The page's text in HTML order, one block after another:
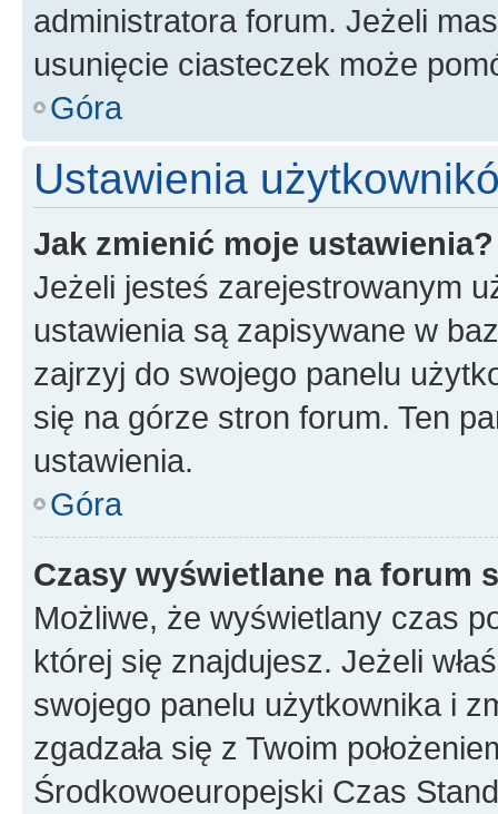
administratora forum. Jeżeli
usunięcie ciasteczek może
Góra
Ustawienia
Jak zmienić moje ustawienia?
Jeżeli jesteś zarejestrowanym
ustawienia są zapisywane w
zajrzyj do swojego panelu
się na górze stron forum. Ten
ustawienia.
Góra
Czasy wyświetlane na forum
Możliwe, że wyświetlany czas
której się znajdujesz. Jeżeli
swojego panelu użytkownika i
zgadzała się z Twoim
Środkowoeuropejski Czas